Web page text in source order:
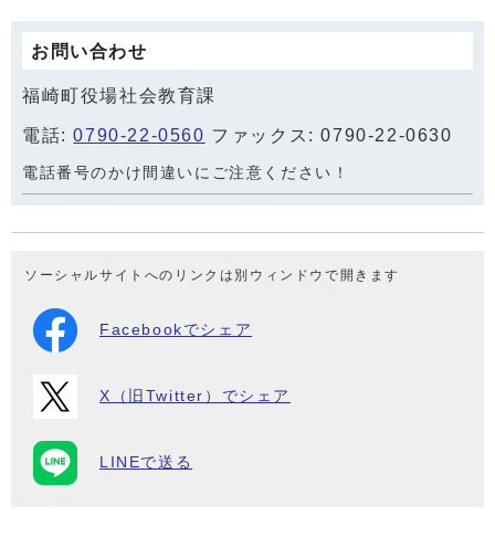
お問い合わせ
福崎町役場社会教育課
電話:0790-22-0560 ファックス: 0790-22-0630
電話番号のかけ間違いにご注意ください！
ソーシャルサイトへのリンクは別ウィンドウで開きます
Facebookでシェア
X（旧Twitter）でシェア
LINEで送る